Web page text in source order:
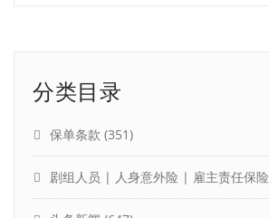
分类目录
保单条款 (351)
剧组人员 | 人身意外险 | 雇主责任保险